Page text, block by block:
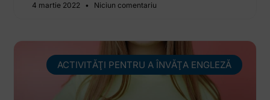
4 martie 2022 Niciun comentariu
ACTIVITĂŢI PENTRU A ÎNVĂŢA ENGLEZĂ